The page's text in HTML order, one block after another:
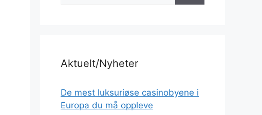
Aktuelt/Nyheter
De mest luksuriøse casinobyene i
Europa du må oppleve